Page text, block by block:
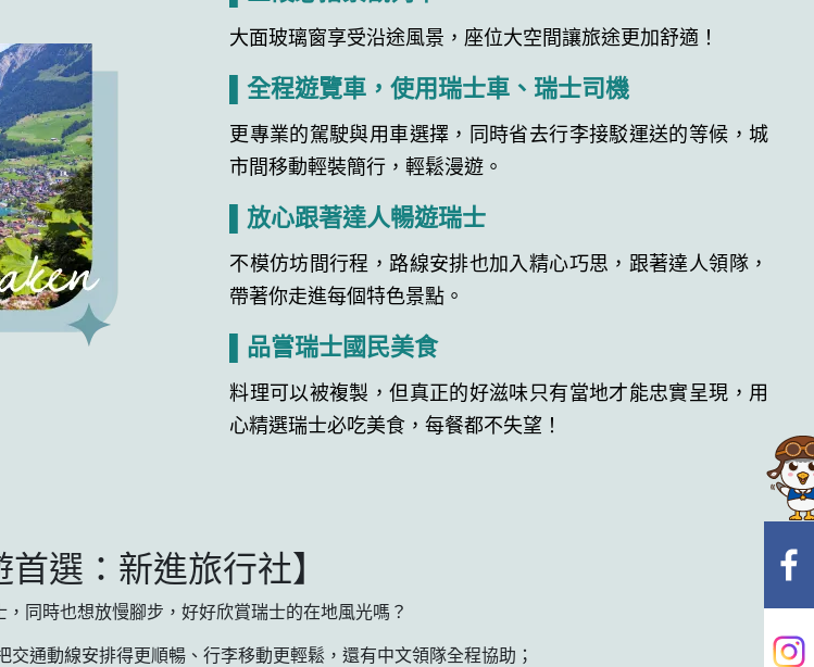
大面玻璃窗享受沿途風景，座位大空間讓旅途更加舒適！
▌全程遊覽車，使用瑞士車、瑞士司機
更專業的駕駛與用車選擇，同時省去行李接駁運送的等候，城
市間移動輕裝簡行，輕鬆漫遊。
▌放心跟著達人暢遊瑞士
不模仿坊間行程，路線安排也加入精心巧思，跟著達人領隊，
帶著你走進每個特色景點。
▌品嘗瑞士國民美食
料理可以被複製，但真正的好滋味只有當地才能忠實呈現，用
心精選瑞士必吃美食，每餐都不失望！
首選：新進旅行社】
同時也想放慢腳步，好好欣賞瑞士的在地風光嗎？
通動線安排得更順暢、行李移動更輕鬆，還有中文領隊全程協助；